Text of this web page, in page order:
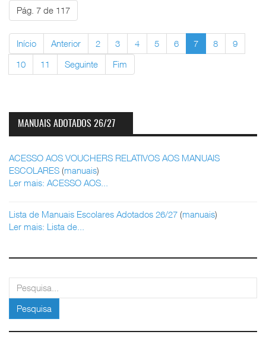
Pág. 7 de 117
Início Anterior 2 3 4 5 6 7 8
9
10
11 Seguinte Fim
MANUAIS ADOTADOS 26/27
ACESSO AOS VOUCHERS RELATIVOS AOS MANUAIS
ESCOLARES (manuais)
Ler mais: ACESSO AOS...
Lista de Manuais Escolares Adotados 26/27 (manuais)
Ler mais: Lista de...
pesquisar
Pesquisa